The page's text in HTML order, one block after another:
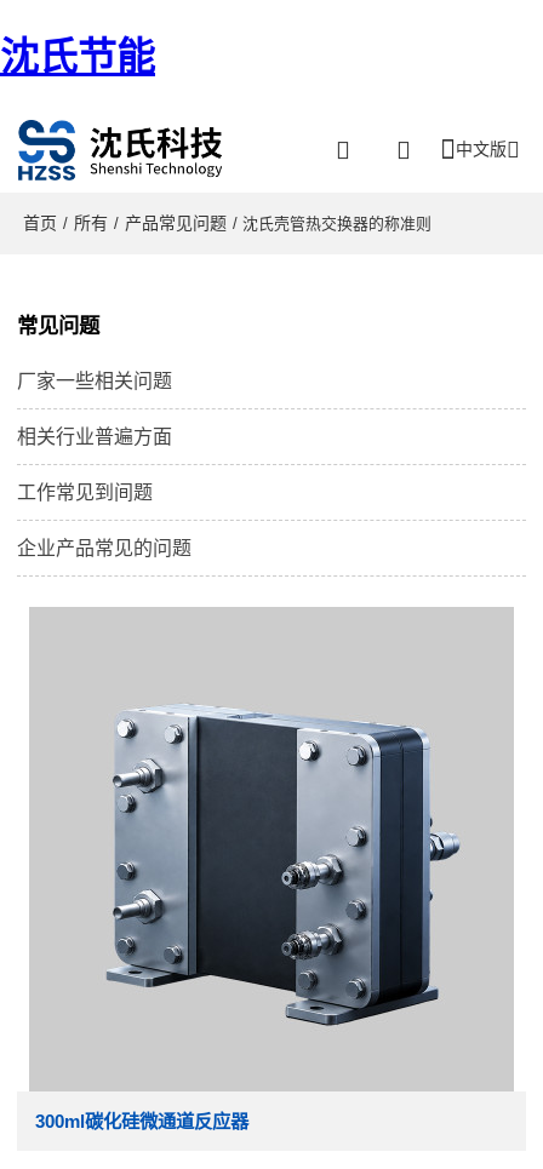
沈氏节能
中文版
首页 / 所有 / 产品常见问题 / 沈氏壳管热交换器的称准则
常见问题
厂家一些相关问题
相关行业普遍方面
工作常见到间题
企业产品常见的问题
300ml碳化硅微通道反应器